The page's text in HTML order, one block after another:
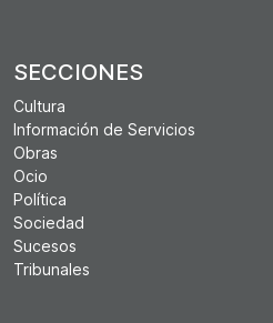
SECCIONES
Cultura
Información de Servicios
Obras
Ocio
Política
Sociedad
Sucesos
Tribunales